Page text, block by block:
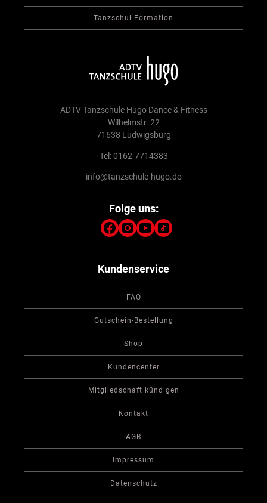
Tanzschul-Formation
ADTV Tanzschule Hugo Dance & Fitness
Wilhelmstr. 22
71638 Ludwigsburg
Tel: 0162-7714383
info@tanzschule-hugo.de
Folge uns:
Kundenservice
FAQ
Gutschein-Bestellung
Shop
Kundencenter
Mitgliedschaft kündigen
Kontakt
AGB
Impressum
Datenschutz